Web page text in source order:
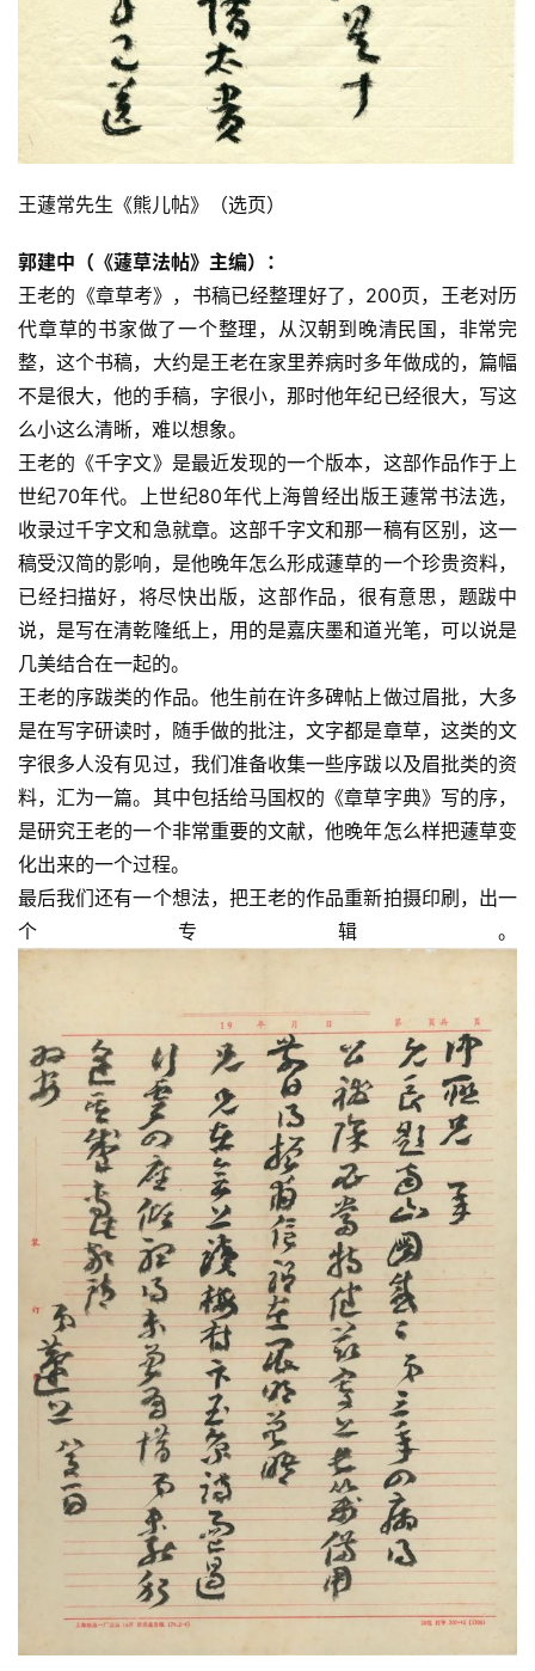
艺
书
征
学
王蘧常先生《熊儿帖》（选页）
郭建中（《蘧草法帖》主编）：
王老的《章草考》，书稿已经整理好了，200页，王老对历
代章草的书家做了一个整理，从汉朝到晚清民国，非常完
整，这个书稿，大约是王老在家里养病时多年做成的，篇幅
不是很大，他的手稿，字很小，那时他年纪已经很大，写这
么小这么清晰，难以想象。
王老的《千字文》是最近发现的一个版本，这部作品作于上
世纪70年代。上世纪80年代上海曾经出版王蘧常书法选，
收录过千字文和急就章。这部千字文和那一稿有区别，这一
稿受汉简的影响，是他晚年怎么形成蘧草的一个珍贵资料，
已经扫描好，将尽快出版，这部作品，很有意思，题跋中
说，是写在清乾隆纸上，用的是嘉庆墨和道光笔，可以说是
几美结合在一起的。
王老的序跋类的作品。他生前在许多碑帖上做过眉批，大多
是在写字研读时，随手做的批注，文字都是章草，这类的文
字很多人没有见过，我们准备收集一些序跋以及眉批类的资
料，汇为一篇。其中包括给马国权的《章草字典》写的序，
是研究王老的一个非常重要的文献，他晚年怎么样把蘧草变
化出来的一个过程。
最后我们还有一个想法，把王老的作品重新拍摄印刷，出一
个专辑。